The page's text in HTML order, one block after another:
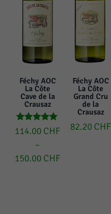
Féchy AOC
La Côte
Cave de la
Crausaz
Rated
5.00
out of 5
114.00 CHF
–
150.00 CHF
Féchy AOC
La Côte
Grand Cru
de la
Crausaz
82.20 CHF